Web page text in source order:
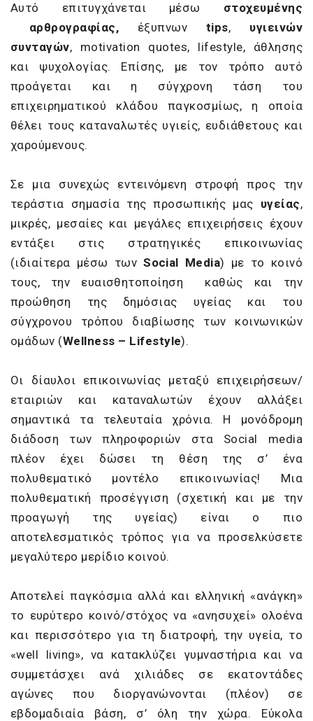
Αυτό επιτυγχάνεται μέσω στοχευμένης
αρθρογραφίας, έξυπνων tips, υγιεινών
συνταγών, motivation quotes, lifestyle, άθλησης
και ψυχολογίας. Επίσης, με τον τρόπο αυτό
προάγεται και η σύγχρονη τάση του
επιχειρηματικού κλάδου παγκοσμίως, η οποία
θέλει τους καταναλωτές υγιείς, ευδιάθετους και
χαρούμενους.
Σε μια συνεχώς εντεινόμενη στροφή προς την
τεράστια σημασία της προσωπικής μας υγείας,
μικρές, μεσαίες και μεγάλες επιχειρήσεις έχουν
εντάξει στις στρατηγικές επικοινωνίας
(ιδιαίτερα μέσω τωνSocial Media) με το κοινό
τους, την ευαισθητοποίηση καθώς και την
προώθηση της δημόσιας υγείας και του
σύγχρονου τρόπου διαβίωσης των κοινωνικών
ομάδων (Wellness – Lifestyle).
Οι δίαυλοι επικοινωνίας μεταξύ επιχειρήσεων/
εταιριών και καταναλωτών έχουν αλλάξει
σημαντικά τα τελευταία χρόνια. Η μονόδρομη
διάδοση των πληροφοριών στα Social media
πλέον έχει δώσει τη θέση της σ’ ένα
πολυθεματικό μοντέλο επικοινωνίας! Μια
πολυθεματική προσέγγιση (σχετική και με την
προαγωγή της υγείας) είναι ο πιο
αποτελεσματικός τρόπος για να προσελκύσετε
μεγαλύτερο μερίδιο κοινού.
Αποτελεί παγκόσμια αλλά και ελληνική «ανάγκη»
το ευρύτερο κοινό/στόχος να «ανησυχεί» ολοένα
και περισσότερο για τη διατροφή, την υγεία, το
«well living», να κατακλύζει γυμναστήρια και να
συμμετάσχει ανά χιλιάδες σε εκατοντάδες
αγώνες που διοργανώνονται (πλέον) σε
εβδομαδιαία βάση, σ’ όλη την χώρα. Εύκολα